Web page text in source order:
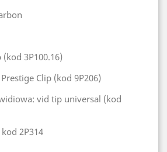
3P100.16)
Clip (kod 9P206)
vid tip universal (kod
2P314